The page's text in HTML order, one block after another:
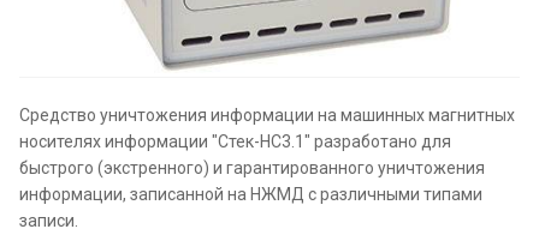
Средство уничтожения информации на машинных магнитных
носителях информации "Стек-НС3.1" разработано для
быстрого (экстренного) и гарантированного уничтожения
информации, записанной на НЖМД с различными типами
записи.